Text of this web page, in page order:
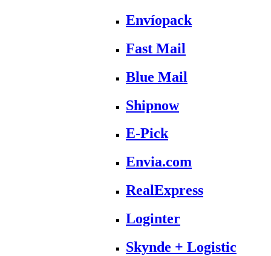
Envíopack
Fast Mail
Blue Mail
Shipnow
E-Pick
Envia.com
RealExpress
Loginter
Skynde + Logistic